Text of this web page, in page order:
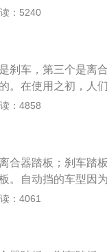
板后车子会减速；3
汽车起步时需要使
动机熄火。起步不
过大，使用半联动
：5240
刹车，第三个是离
。在使用之初，人
，右边是刹车，其
等，需要双手握住
是踩油门、刹车还
了。刹车踏板和油
板略高于油门踏板
右脚跟为轴左右旋
行车电脑ECU会由
：4858
合器踏板；刹车踏
。自动挡的车型因
门和刹车两个踏板
挡的车型这样设计
，那么右手右脚就
：4061